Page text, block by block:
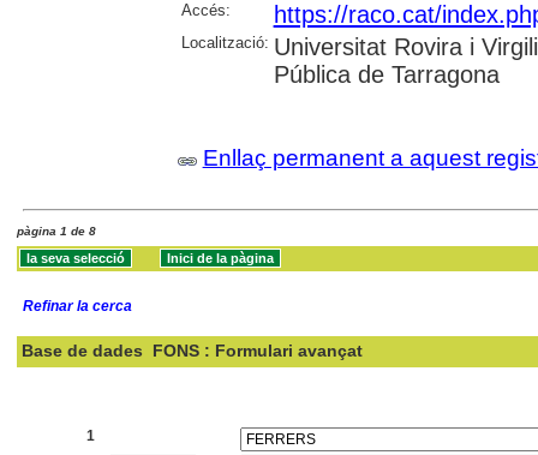
Accés: https://raco.cat/
Localització: Universitat Rovira i
Pública de Tarragona
Enllaç permanent a aquest
pàgina 1 de 8
Refinar la cerca
Base de dades FONS : Formulari avançat
1